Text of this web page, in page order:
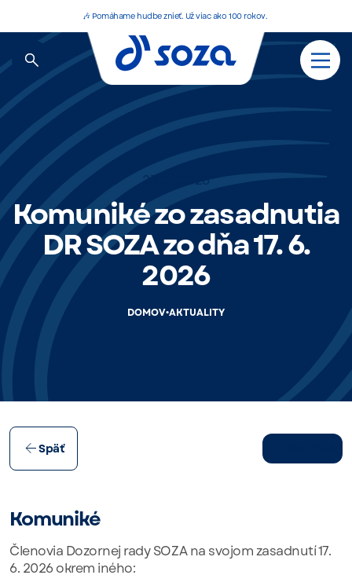
🎶 Pomáhame hudbe znieť. Už viac ako 100 rokov.
23.06.2026
Komuniké zo zasadnutia
DR SOZA zo dňa 17. 6.
2026
DOMOV•AKTUALITY
Späť
Komuniké
Členovia Dozornej rady SOZA na svojom zasadnutí 17.
6. 2026 okrem iného: